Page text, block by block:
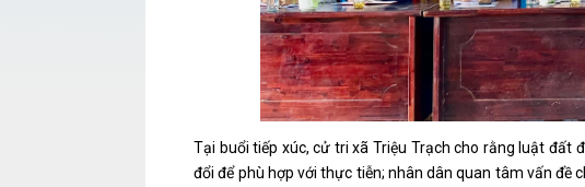
Tại buổi tiếp xúc, cử tri xã Triệu Trạch cho rằng luật đất
đổi để phù hợp với thực tiễn; nhân dân quan tâm vấn